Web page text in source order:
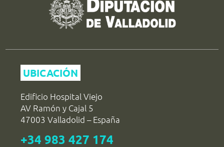
UBICACIÓN
Edificio Hospital Viejo
AV Ramón y Cajal 5
47003 Valladolid – España
+34 983 427 174